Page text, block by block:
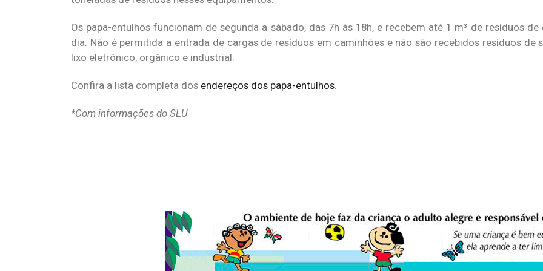
Os papa-entulhos funcionam de segunda a sábado, das 7h às 18h, e recebem até 1 m³ de resíduos
dia. Não é permitida a entrada de cargas de resíduos em caminhões e não são recebidos resíduos de
lixo eletrônico, orgânico e industrial.
Confira a lista completa dos endereços dos papa-entulhos.
*Com informações do SLU